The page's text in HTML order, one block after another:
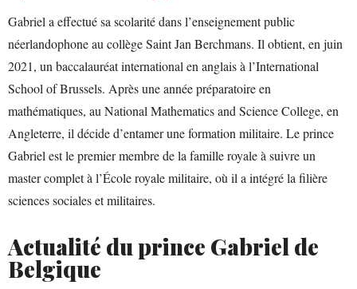
Gabriel a effectué sa scolarité dans l’enseignement public
néerlandophone au collège Saint Jan Berchmans. Il obtient, en juin
2021, un baccalauréat international en anglais à l’International
School of Brussels. Après une année préparatoire en
mathématiques, au National Mathematics and Science College, en
Angleterre, il décide d’entamer une formation militaire. Le prince
Gabriel est le premier membre de la famille royale à suivre un
master complet à l’École royale militaire, où il a intégré la filière
sciences sociales et militaires.
Actualité du prince Gabriel de
Belgique